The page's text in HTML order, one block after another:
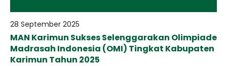
28 September 2025
MAN Karimun Sukses Selenggarakan Olimpiade
Madrasah Indonesia (OMI) Tingkat Kabupaten
Karimun Tahun 2025